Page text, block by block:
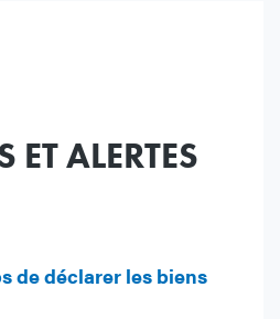
ET ALERTES
de déclarer les biens